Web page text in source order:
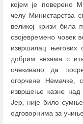
којем је поверено
челу Министарства
великој кризи
својевремено човек
извршилац његових
добрим везама с
очекивало да
огорчене Немачке,
извршење казне
Јер, није било
одговорнима за